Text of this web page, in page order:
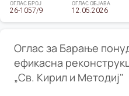
ОГЛАС БРОЈ
26-1057/9
ОГЛАС ОБЈАВА
12.05.2026
Оглас за Барање
ефикасна
„Св. Кирил и Методиј"